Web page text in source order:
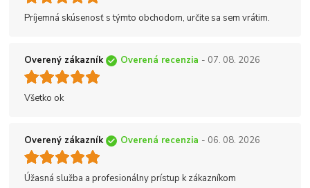
Príjemná skúsenosť s týmto obchodom, určite sa sem vrátim.
Overený zákazník Overená recenzia - 07. 08. 2026
Všetko ok
Overený zákazník Overená recenzia - 06. 08. 2026
Úžasná služba a profesionálny prístup k zákazníkom